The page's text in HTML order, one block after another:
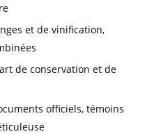
et de vinification,
de conservation et de
officiels, témoins